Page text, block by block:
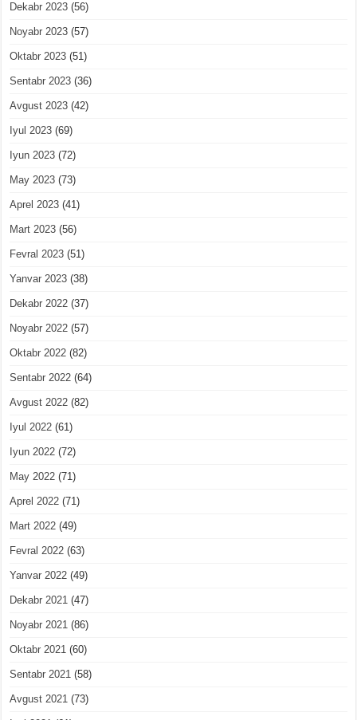
Dekabr 2023 (56)
Noyabr 2023 (57)
Oktabr 2023 (51)
Sentabr 2023 (36)
Avgust 2023 (42)
Iyul 2023 (69)
Iyun 2023 (72)
May 2023 (73)
Aprel 2023 (41)
Mart 2023 (56)
Fevral 2023 (51)
Yanvar 2023 (38)
Dekabr 2022 (37)
Noyabr 2022 (57)
Oktabr 2022 (82)
Sentabr 2022 (64)
Avgust 2022 (82)
Iyul 2022 (61)
Iyun 2022 (72)
May 2022 (71)
Aprel 2022 (71)
Mart 2022 (49)
Fevral 2022 (63)
Yanvar 2022 (49)
Dekabr 2021 (47)
Noyabr 2021 (86)
Oktabr 2021 (60)
Sentabr 2021 (58)
Avgust 2021 (73)